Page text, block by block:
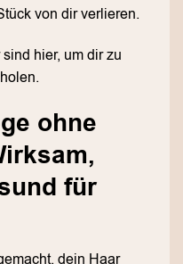
von dir verlieren.
hier, um dir zu
ohne
für
dein Haar